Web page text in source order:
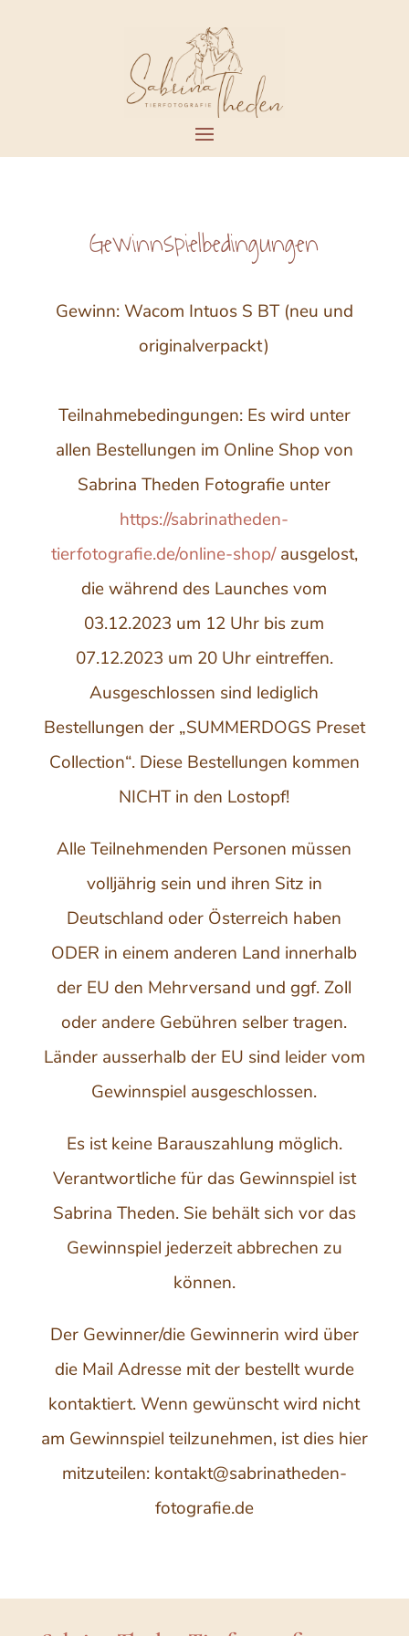
Gewinnspielbedingungen
Gewinn: Wacom Intuos S BT (neu und
originalverpackt)
Teilnahmebedingungen: Es wird unter
allen Bestellungen im Online Shop von
Sabrina Theden Fotografie unter
https://sabrinatheden-
tierfotografie.de/online-shop/ausgelost,
die während des Launches vom
03.12.2023 um 12 Uhr bis zum
07.12.2023 um 20 Uhr eintreffen.
Ausgeschlossen sind lediglich
Bestellungen der „SUMMERDOGS Preset
Collection“. Diese Bestellungen kommen
NICHT in den Lostopf!
Alle Teilnehmenden Personen müssen
volljährig sein und ihren Sitz in
Deutschland oder Österreich haben
ODER in einem anderen Land innerhalb
der EU den Mehrversand und ggf. Zoll
oder andere Gebühren selber tragen.
Länder ausserhalb der EU sind leider vom
Gewinnspiel ausgeschlossen.
Es ist keine Barauszahlung möglich.
Verantwortliche für das Gewinnspiel ist
Sabrina Theden. Sie behält sich vor das
Gewinnspiel jederzeit abbrechen zu
können.
Der Gewinner/die Gewinnerin wird über
die Mail Adresse mit der bestellt wurde
kontaktiert. Wenn gewünscht wird nicht
am Gewinnspiel teilzunehmen, ist dies hier
mitzuteilen: kontakt@sabrinatheden-
fotografie.de